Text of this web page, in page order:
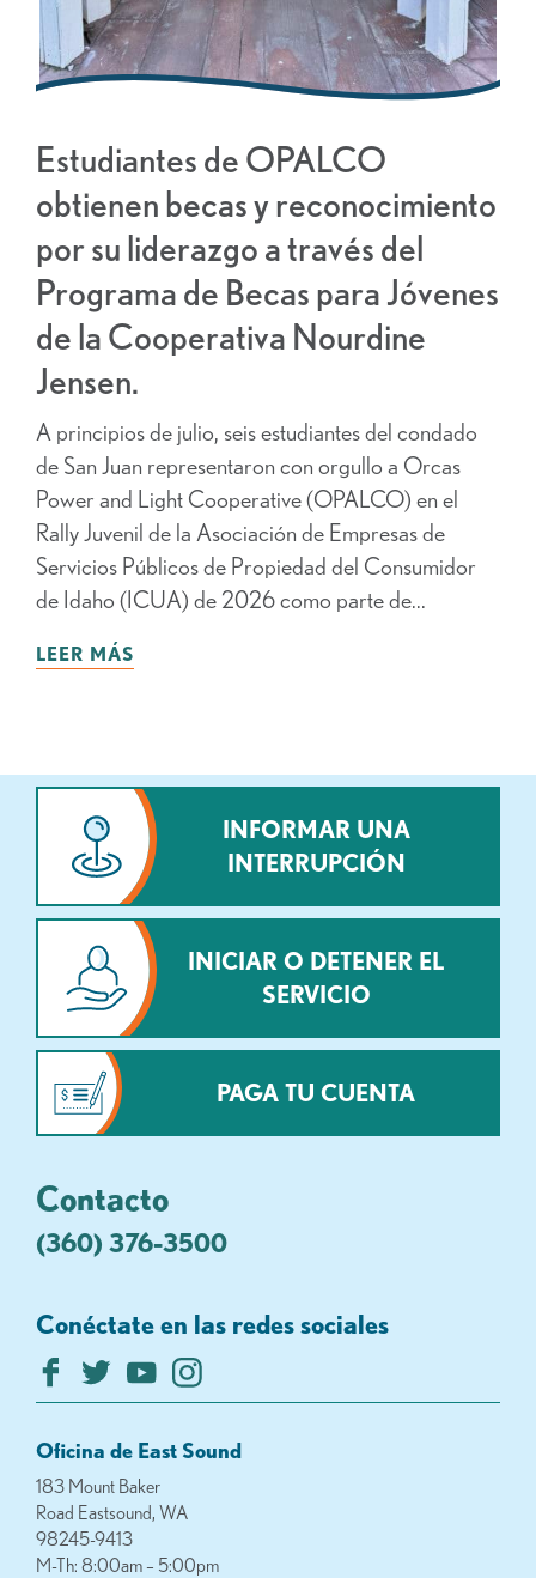
Estudiantes de OPALCO
obtienen becas y reconocimiento
por su liderazgo a través del
Programa de Becas para Jóvenes
de la Cooperativa Nourdine
Jensen.
A principios de julio, seis estudiantes del condado
de San Juan representaron con orgullo a Orcas
Power and Light Cooperative (OPALCO) en el
Rally Juvenil de la Asociación de Empresas de
Servicios Públicos de Propiedad del Consumidor
de Idaho (ICUA) de 2026 como parte de...
LEER MÁS
INFORMAR UNA
INTERRUPCIÓN
INICIAR O DETENER EL
SERVICIO
PAGA TU CUENTA
Contacto
(360) 376-3500
Conéctate en las redes sociales
Oficina de East Sound
183 Mount Baker
Road Eastsound, WA
98245-9413
M-Th: 8:00am – 5:00pm